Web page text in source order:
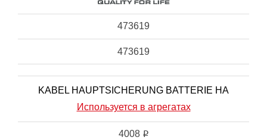
473619
473619
KABEL HAUPTSICHERUNG BATTERIE HA
Используется в агрегатах
4008 i